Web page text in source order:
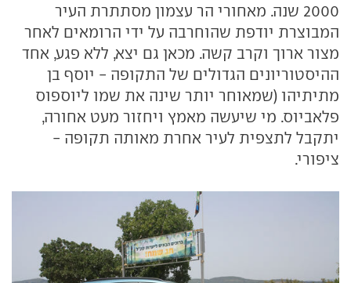
2000 שנה. מאחורי הר עצמון מסתתרת העיר
המבוצרת יודפת שהוחרבה על ידי הרומאים לאחר
מצור ארוך וקרב קשה. מכאן גם יצא, ללא פגע, אחד
ההיסטוריונים הגדולים של התקופה - יוסף בן
מתיתיהו (שמאוחר יותר שינה את שמו ליוספוס
פלאביוס. מי שיעשה מאמץ ויחזור מעט אחורה,
יתקבל לתצפית לעיר אחרת מאותה תקופה -
ציפורי.